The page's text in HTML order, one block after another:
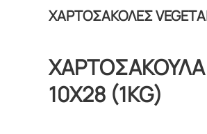
ΧΑΡΤΟΣΑΚΟΛΕΣ
ΧΑΡΤΟΣΑΚΟΥΛΑ
10Χ28 (1KG)